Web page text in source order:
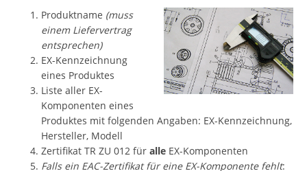
Produktname (muss
einem Liefervertrag
entsprechen)
EX-Kennzeichnung
eines Produktes
Liste aller EX-
Komponenten eines
Produktes mit folgenden Angaben: EX-Kennzeichnung,
Hersteller, Modell
Zertifikat TR ZU 012 für alle EX-Komponenten
Falls ein EAC-Zertifikat für eine EX-Komponente fehlt: